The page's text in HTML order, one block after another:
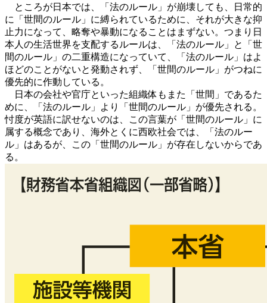
ところが日本では、「法のルール」が崩壊しても、日常的
に「世間のルール」に縛られているために、それが大きな抑
止力になって、略奪や暴動になることはまずない。つまり日
本人の生活世界を支配するルールは、「法のルール」と「世
間のルール」の二重構造になっていて、「法のルール」はよ
ほどのことがないと発動されず、「世間のルール」がつねに
優先的に作動している。
日本の会社や官庁といった組織体もまた「世間」であるた
めに、「法のルール」より「世間のルール」が優先される。
忖度が英語に訳せないのは、この言葉が「世間のルール」に
属する概念であり、海外とくに西欧社会では、「法のルー
ル」はあるが、この「世間のルール」が存在しないからであ
る。